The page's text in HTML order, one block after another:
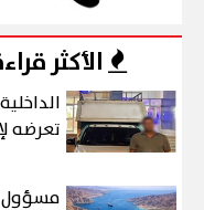
الأكثر
تعرضه
مسؤول